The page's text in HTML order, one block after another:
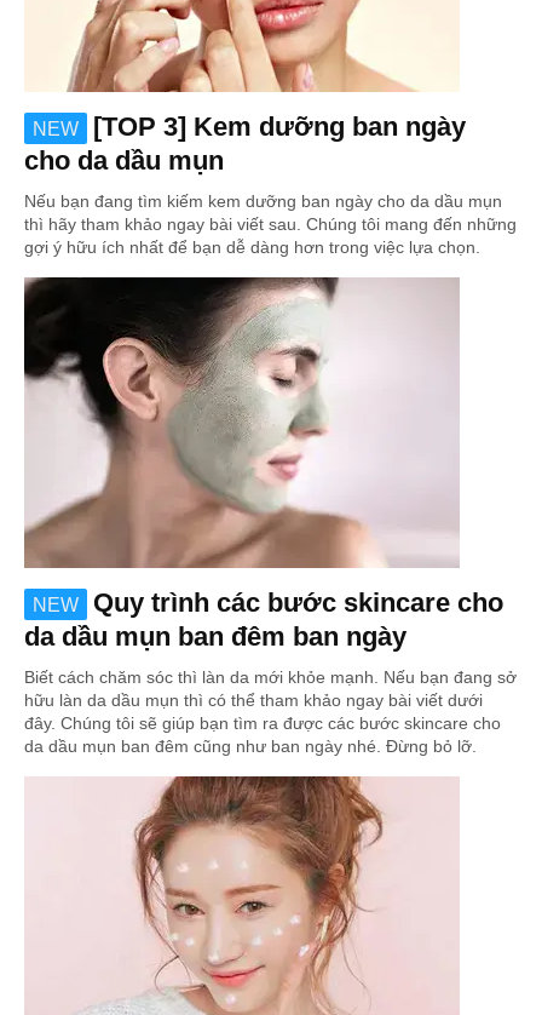
NEW
[TOP 3] Kem dưỡng ban ngày
cho da dầu mụn
Nếu bạn đang tìm kiếm kem dưỡng ban ngày cho da dầu mụn
thì hãy tham khảo ngay bài viết sau. Chúng tôi mang đến những
gợi ý hữu ích nhất để bạn dễ dàng hơn trong việc lựa chọn.
NEW
Quy trình các bước skincare cho
da dầu mụn ban đêm ban ngày
Biết cách chăm sóc thì làn da mới khỏe mạnh. Nếu bạn đang sở
hữu làn da dầu mụn thì có thể tham khảo ngay bài viết dưới
đây. Chúng tôi sẽ giúp bạn tìm ra được các bước skincare cho
da dầu mụn ban đêm cũng như ban ngày nhé. Đừng bỏ lỡ.